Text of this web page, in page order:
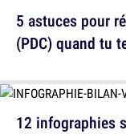
5 astuces pour
(PDC) quand tu
12 infographies